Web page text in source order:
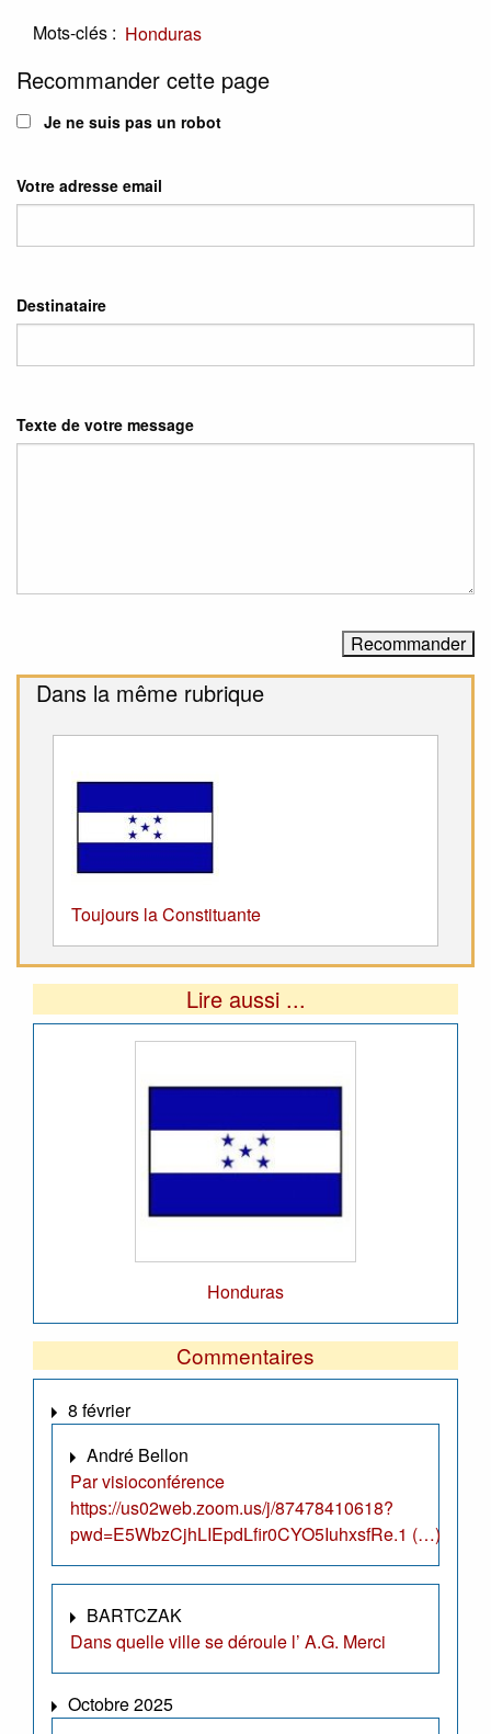
Mots-clés : Honduras
Recommander cette page
Je ne suis pas un robot
Votre adresse email
Destinataire
Texte de votre message
Dans la même rubrique
Toujours la Constituante
Lire aussi ...
Honduras
Commentaires
8 février
André Bellon
Par visioconférence
https://us02web.zoom.us/j/87478410618?
pwd=E5WbzCjhLIEpdLfir0CYO5IuhxsfRe.1 (…)
BARTCZAK
Dans quelle ville se déroule l’ A.G. Merci
Octobre 2025